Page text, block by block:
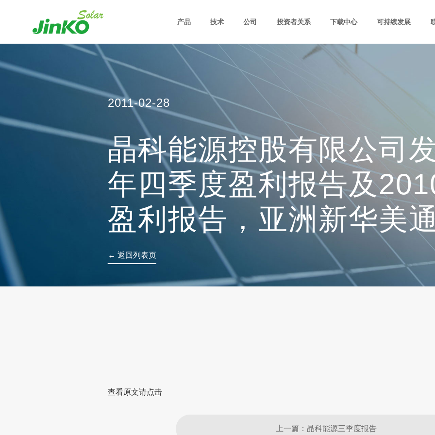
产品 技术 公司 投资者关系 下载中心 可持续发展
2011-02-28
晶科能源控股有限公司
年四季度盈利报告及
盈利报告，亚洲新华美
← 返回列表页
查看原文请点击
上一篇：晶科能源三季度报告